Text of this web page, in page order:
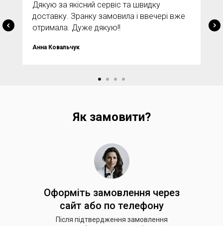
Дякую за якісний сервіс та швидку
доставку. Зранку замовила і ввечері вже
отримала. Дуже дякую!!
Анна Ковальчук
Оформіть замовлення через
сайт або по телефону
Після підтвердження замовлення
Як замовити?